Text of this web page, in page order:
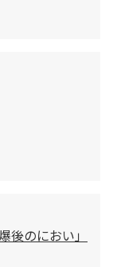
のにおい」